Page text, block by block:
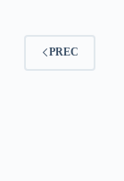
PREC